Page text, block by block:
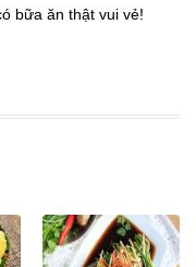
bữa ăn thật vui vẻ!